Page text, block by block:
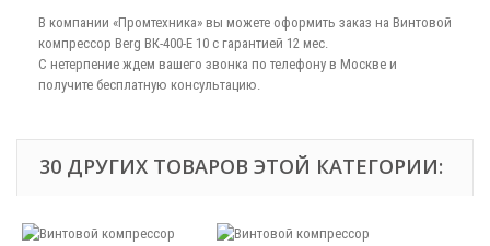
В компании «Промтехника» вы можете оформить заказ на Винтовой
компрессор Berg ВК-400-Е 10 с гарантией 12 мес.
С нетерпение ждем вашего звонка по телефону в Москве и
получите бесплатную консультацию.
30 ДРУГИХ ТОВАРОВ ЭТОЙ КАТЕГОРИИ: